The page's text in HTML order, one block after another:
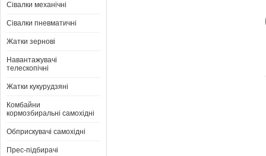
Сівалки механічні
Сівалки пневматичні
Жатки зернові
Навантажувачі
телескопічні
Жатки кукурудзяні
Комбайни
кормозбиральні самохідні
Обприскувачі самохідні
Прес-підбирачі